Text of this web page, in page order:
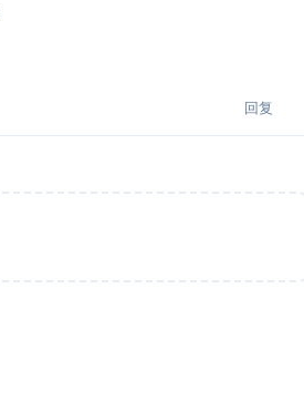
回复